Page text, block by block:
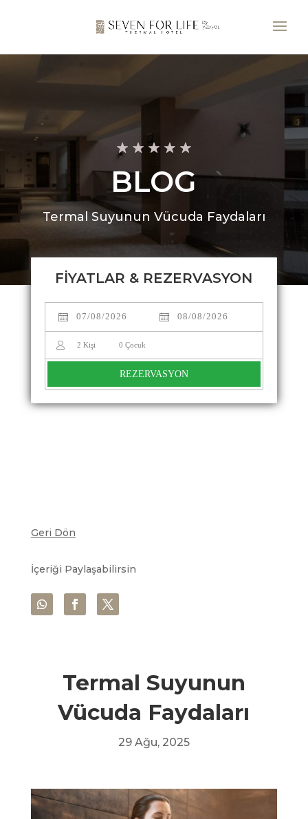
BLOG
Termal Suyunun Vücuda Faydaları
FİYATLAR & REZERVASYON
2 Kişi 0 Çocuk
REZERVASYON
Geri Dön
İçeriği Paylaşabilirsin
Termal Suyunun
Vücuda Faydaları
29 Ağu, 2025